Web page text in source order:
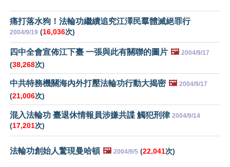
痛打落水狗！法輪功繼續追究江澤民羣體滅絕罪行
2004/9/19 (16,036次)
四中全會宣佈江下臺 一張與此有關聯的圖片 🖼️ 2004/9/17
(38,268次)
中共特務機關海內外打壓法輪功行動大揭密 🖼️ 2004/9/17
(21,006次)
混入法輪功 臺退休情報員涉嫌共諜 觸犯刑律 2004/9/14
(17,201次)
法輪功創始人驚現曼哈頓 🖼️ 2004/9/5 (22,041次)